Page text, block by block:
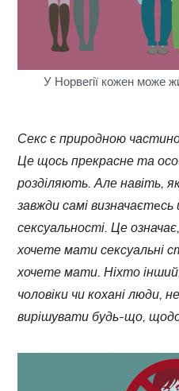
У Норвегії кожен може
Секс є природною
Це щось прекрасне та
розділяють. Але навіть,
завжди самі визначаєтeсь
сексуальності. Це
хочете мати сексуальні
хочете мати. Ніхто
чоловіки чи кохані люди,
вирішувати будь-що,